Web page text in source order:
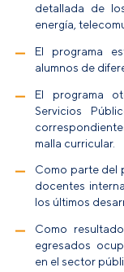
detallada de
energía,
El programa
alumnos de
El programa
Servicios
malla curricular.
Como parte del
docentes
los últimos
Como
egresados
en el sector